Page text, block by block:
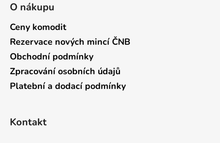
O nákupu
Ceny komodit
Rezervace nových mincí ČNB
Obchodní podmínky
Zpracování osobních údajů
Platební a dodací podmínky
Kontakt